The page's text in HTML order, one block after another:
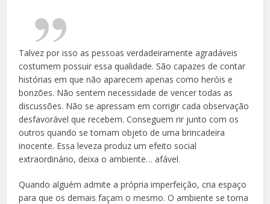
Talvez por isso as pessoas verdadeiramente agradáveis
costumem possuir essa qualidade. São capazes de contar
histórias em que não aparecem apenas como heróis e
bonzões. Não sentem necessidade de vencer todas as
discussões. Não se apressam em corrigir cada observação
desfavorável que recebem. Conseguem rir junto com os
outros quando se tornam objeto de uma brincadeira
inocente. Essa leveza produz um efeito social
extraordinário, deixa o ambiente… afável.
Quando alguém admite a própria imperfeição, cria espaço
para que os demais façam o mesmo. O ambiente se torna